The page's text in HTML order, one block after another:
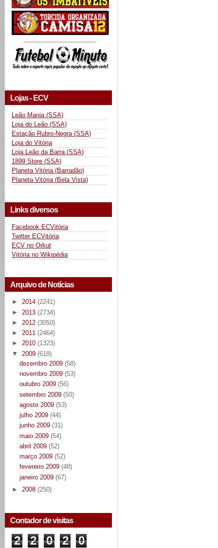
-------------------------------------
Lojas - ECV
Leão Mania (SSA)
Loja do Leão (SSA)
Estação Rubro-Negra (SSA)
Loja do Vitória
Loja Leão da Barra (SSA)
1899 Store (SSA)
Planeta Vitória (Barradão)
Planeta Vitória (Bela Vista)
Links diversos
Facebook ECVitória
Twitter ECVitória
ECV no Orkut
Vitória no Wikipédia
Arquivo de Notícias
► 2014 (2241)
► 2013 (2734)
► 2012 (3050)
► 2011 (2464)
► 2010 (1323)
▼ 2009 (618)
dezembro 2009 (58)
novembro 2009 (53)
outubro 2009 (56)
setembro 2009 (50)
agosto 2009 (53)
julho 2009 (44)
junho 2009 (31)
maio 2009 (54)
abril 2009 (52)
março 2009 (52)
fevereiro 2009 (48)
janeiro 2009 (67)
► 2008 (250)
Contador de visitas
2 2 0 2
0